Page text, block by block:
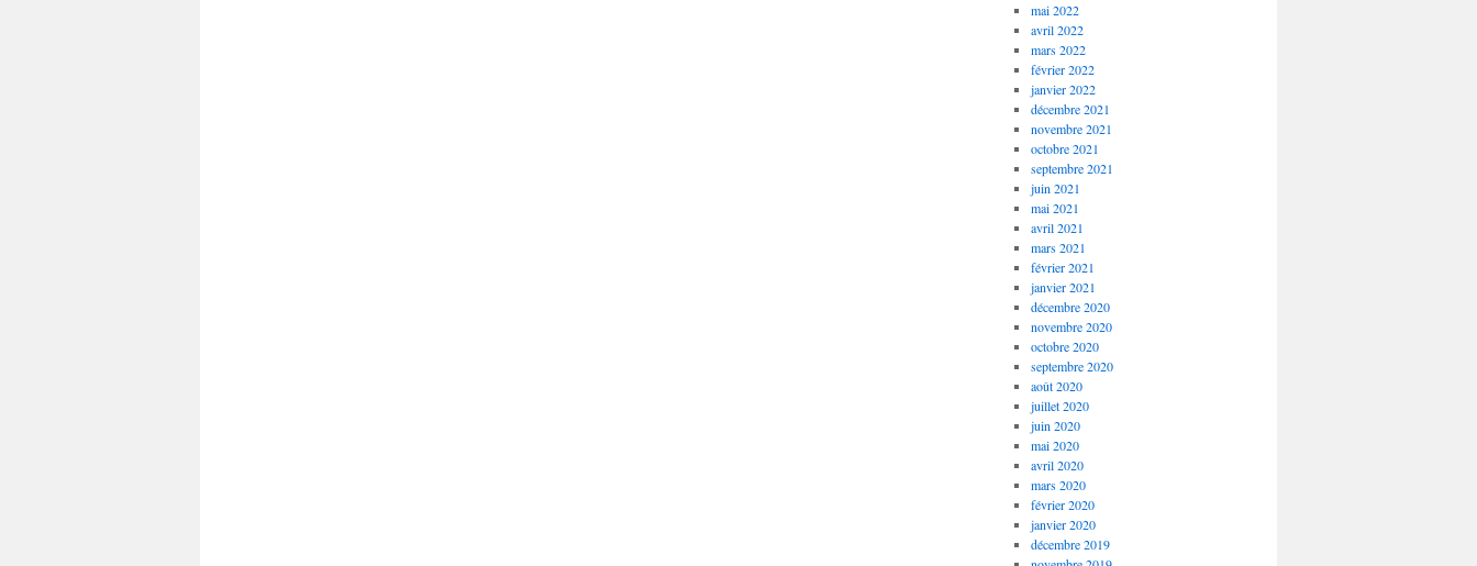
mai 2022
avril 2022
mars 2022
février 2022
janvier 2022
décembre 2021
novembre 2021
octobre 2021
septembre 2021
juin 2021
mai 2021
avril 2021
mars 2021
février 2021
janvier 2021
décembre 2020
novembre 2020
octobre 2020
septembre 2020
août 2020
juillet 2020
juin 2020
mai 2020
avril 2020
mars 2020
février 2020
janvier 2020
décembre 2019